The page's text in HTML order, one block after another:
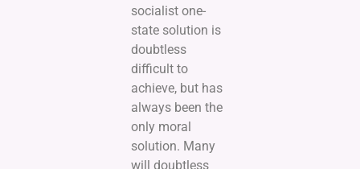
socialist one-
state solution is
doubtless
difficult to
achieve, but has
always been the
only moral
solution. Many
will doubtless